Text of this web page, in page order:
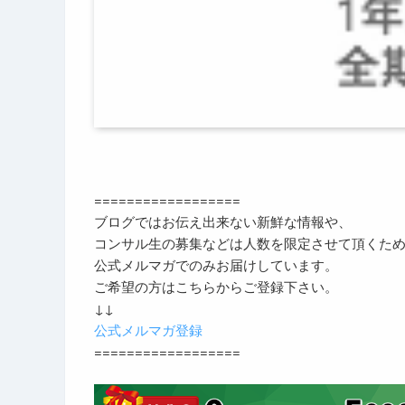
==================
ブログではお伝え出来ない新鮮な情報や、
コンサル生の募集などは人数を限定させて頂くため
公式メルマガでのみお届けしています。
ご希望の方はこちらからご登録下さい。
↓↓
公式メルマガ登録
==================